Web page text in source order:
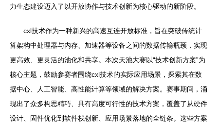
力生态建设迈入了以开放协作与技术创新为核心驱动的新阶段。
cxl技术作为一种新兴的高速互连开放标准，旨在突破传统计
算架构中处理器与内存、加速器等设备之间的数据传输瓶颈，实现
更高效、更灵活的池化和共享。本次天池大赛以“技术创新方案”为
核心主题，鼓励参赛者围绕cxl技术的实际应用场景，探索其在数
据中心、人工智能、高性能计算等领域的解决方案。赛事期间，涌
现出了众多构思精巧、具有高度可行性的技术方案，覆盖了从硬件
设计、固件优化到软件栈创新、应用场景落地的全链条。这些方案